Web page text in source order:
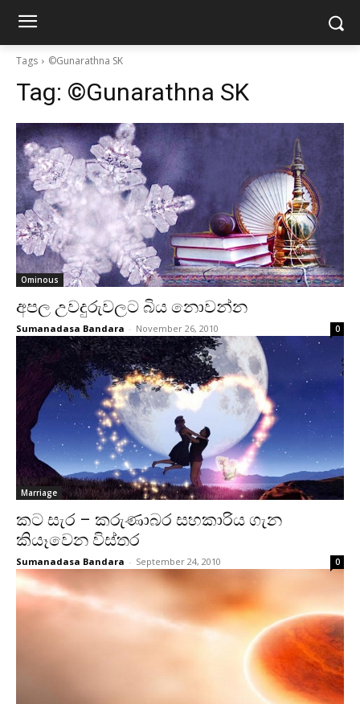
Tags ©Gunarathna SK
Tag: ©Gunarathna SK
Ominous
අපල උවදුරුවලට බිය නොවන්න
Sumanadasa Bandara - November 26, 2010 0
Marriage
කට සැර – කරුණාබර සහකාරිය ගැන
කියෑවෙන විස්‌තර
Sumanadasa Bandara - September 24, 2010 0